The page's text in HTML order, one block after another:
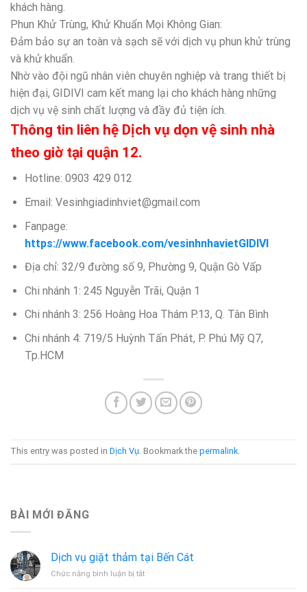
khách hàng.
Phun Khử Trùng, Khử Khuẩn Mọi Không Gian:
Đảm bảo sự an toàn và sạch sẽ với dịch vụ phun khử trùng
và khử khuẩn.
Nhờ vào đội ngũ nhân viên chuyên nghiệp và trang thiết bị
hiện đại, GIDIVI cam kết mang lại cho khách hàng những
dịch vụ vệ sinh chất lượng và đầy đủ tiện ích.
Thông tin liên hệ Dịch vụ dọn vệ sinh nhà
theo giờ tại quận 12.
Hotline: 0903 429 012
Email: Vesinhgiadinhviet@gmail.com
Fanpage:
https://www.facebook.com/vesinhnhavietGIDIVI
Địa chỉ: 32/9 đường số 9, Phường 9, Quận Gò Vấp
Chi nhánh 1: 245 Nguyễn Trãi, Quận 1
Chi nhánh 3: 256 Hoàng Hoa Thám P.13, Q. Tân Bình
Chi nhánh 4: 719/5 Huỳnh Tấn Phát, P. Phú Mỹ Q7,
Tp.HCM
This entry was posted in Dịch Vụ. Bookmark the permalink.
BÀI MỚI ĐĂNG
Dịch vụ giặt thảm tại Bến Cát
Chức năng bình luận bị tắtở